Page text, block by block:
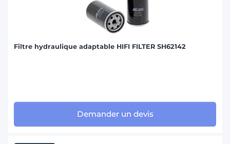
Filtre hydraulique adaptable HIFI FILTER SH62142
Demander un devis